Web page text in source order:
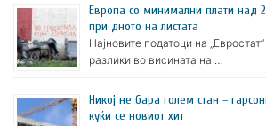
Европа со минимални плати над
при дното на листата
Најновите податоци на
разлики во висината на …
Никој не бара голем стан –
куќи се новиот хит